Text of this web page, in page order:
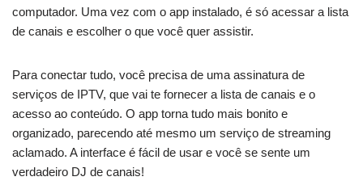
computador. Uma vez com o app instalado, é só acessar a lista
de canais e escolher o que você quer assistir.
Para conectar tudo, você precisa de uma assinatura de
serviços de IPTV, que vai te fornecer a lista de canais e o
acesso ao conteúdo. O app torna tudo mais bonito e
organizado, parecendo até mesmo um serviço de streaming
aclamado. A interface é fácil de usar e você se sente um
verdadeiro DJ de canais!